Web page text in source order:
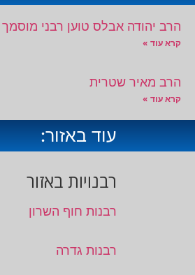
הרב יהודה אבלס טוען רבני מוסמך
קרא עוד »
הרב מאיר שטרית
קרא עוד »
עוד באזור:
רבנויות באזור
רבנות חוף השרון
רבנות גדרה